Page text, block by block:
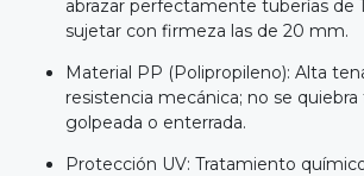
abrazar perfectamente tuberías de
sujetar con firmeza las de 20 mm.
Material PP (Polipropileno): Alta
resistencia mecánica; no se
golpeada o enterrada.
Protección UV: Tratamiento